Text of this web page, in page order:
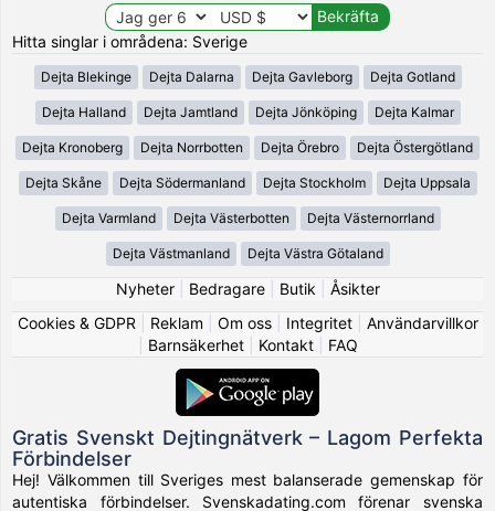
Hitta singlar i områdena: Sverige
Dejta Blekinge Dejta Dalarna Dejta Gavleborg Dejta Gotland
Dejta Halland Dejta Jamtland Dejta Jönköping Dejta Kalmar
Dejta Kronoberg Dejta Norrbotten Dejta Örebro Dejta Östergötland
Dejta Skåne Dejta Södermanland Dejta Stockholm Dejta Uppsala
Dejta Varmland Dejta Västerbotten Dejta Västernorrland
Dejta Västmanland Dejta Västra Götaland
Nyheter| Bedragare| Butik
Åsikter
Cookies & GDPR
Reklam Om oss| Integritet| Användarvillkor
Barnsäkerhet| Kontakt| FAQ
Gratis Svenskt Dejtingnätverk – Lagom Perfekta
Förbindelser
Hej! Välkommen till Sveriges mest balanserade gemenskap för
autentiska förbindelser. Svenskadating.com förenar svenska